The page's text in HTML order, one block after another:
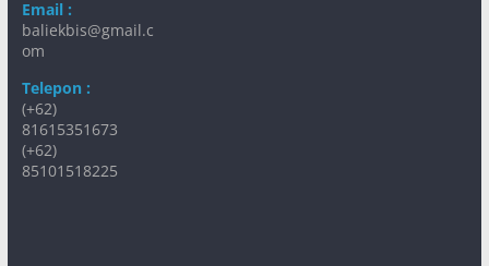
Email :
baliekbis@gmail.c
om
Telepon :
(+62)
81615351673
(+62)
85101518225